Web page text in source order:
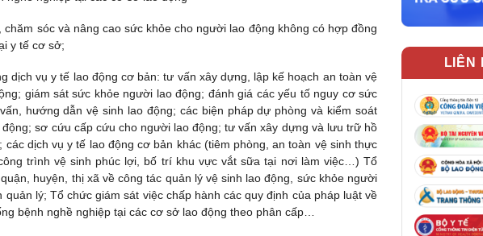
sóc và nâng cao sức khỏe cho người lao động không có hợp đồng
y tế cơ sở;
dịch vụ y tế lao động cơ bản: tư vấn xây dựng, lập kế hoạch an toàn vệ
giám sát sức khỏe người lao động; đánh giá các yếu tố nguy cơ sức
hướng dẫn vệ sinh lao động; các biện pháp dự phòng và kiểm soát
sơ cứu cấp cứu cho người lao động; tư vấn xây dựng và lưu trữ hồ
dịch vụ y tế lao động cơ bản khác (tiêm phòng, an toàn vệ sinh thực
trình vệ sinh phúc lợi, bố trí khu vực vắt sữa tại nơi làm việc…) Tổ
huyện, thị xã về công tác quản lý vệ sinh lao động, sức khỏe người
lý; Tổ chức giám sát việc chấp hành các quy định của pháp luật về
bệnh nghề nghiệp tại các cơ sở lao động theo phân cấp…
LIÊN